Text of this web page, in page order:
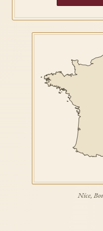
Nice,